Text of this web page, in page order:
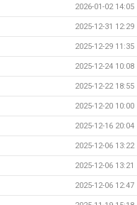
2026-01-02 14:05
2025-12-31 12:29
2025-12-29 11:35
2025-12-24 10:08
2025-12-22 18:55
2025-12-20 10:00
2025-12-16 20:04
2025-12-06 13:22
2025-12-06 13:21
2025-12-06 12:47